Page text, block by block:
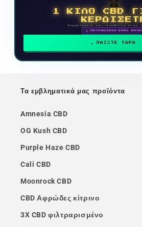
1 ΚΙΛΟ CBD
Συμμετέχετε και ανεβείτε στην
🗓 ΑΝΤΑΜΟΙΒΕΣ ΚΑΘΕ ΜΗΝΑ
ΠΑΙΞΤΕ ΤΩΡΑ
Τα εμβληματικά μας προϊόντα
Amnesia CBD
OG Kush CBD
Purple Haze CBD
Cali CBD
Moonrock CBD
CBD Αφρώδες κίτρινο
3X CBD φιλτραρισμένο